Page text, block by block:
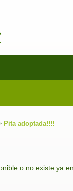
Pita adoptada!!!!
o no existe ya